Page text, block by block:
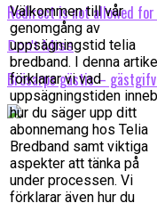
Redirect is not allowed
Don't Miss
Brösarps gästis –
Välkommen till vår
genomgång av
uppsägningstid telia
bredband. I denna
förklarar vi vad
uppsägningstiden
hur du säger upp ditt
abonnemang hos Telia
Bredband samt viktiga
aspekter att tänka på
under processen. Vi
förklarar även hur du